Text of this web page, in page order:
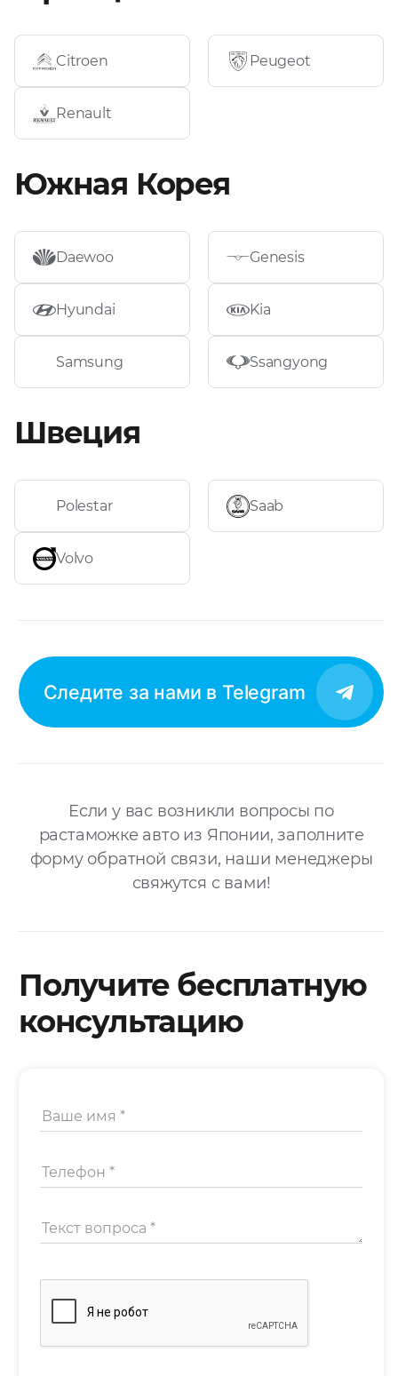
Citroen Peugeot
Renault
Южная Корея
Daewoo Genesis
Hyundai Kia
Samsung Ssangyong
Швеция
Polestar Saab
Volvo
Следите за нами в Telegram
Если у вас возникли вопросы по
растаможке автоиз Японии, заполните
форму обратной связи, наши менеджеры
свяжутся с вами!
Получите бесплатную
консультацию